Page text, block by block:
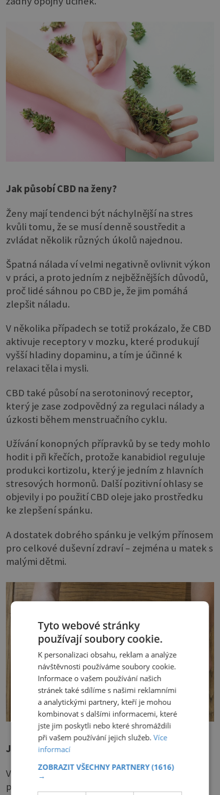
Jak působí CBD na ženy?
Ženy mají tendenci být náchylnější na stres
kvůli tomu, že se musí denně soustředit a
zvládat několik různých úkolů najednou.
Špatná nálada ví velmi negativně ovlivnit výkon
v práci, a proto jedním z nejběžnějších důvodů,
proč lidé sáhnou po CBD je, že jim pomáhá
zlepšit náladu.
V několika případech se totiž prokázalo, že CBD
aktivuje receptory v mozku, které produkují
vyšší hladiny dopaminu, a tím je účinné k
relaxaci těla i mysli.
CBD také působí na serotoninový receptor,
který je zase zodpovědný za regulaci nálady a
úzkosti během menstruačního cyklu.
Užívání konopných přípravků by se tedy mohlo
hodit i při křečích, protože kanabidiol reguluje
produkci kortizolu, který je jedním z hlavních
stresových hormonů. Další pozitivní ohlasy se
objevily i po použití CBD oleje jako prostředku
ke zlepšení spánku.
A dostatek dobrého spánku je velkým přínosem
pro celkové duševní zdraví – zejména u matek s
malými dětmi.
Jak si vybrat správný CBD produkt?
V současnosti je na trhu dostatek CBD
produktů.
Tyto webové stránky
používají soubory cookie.
K personalizaci obsahu, reklam a analýze
návštěvnosti používáme soubory cookie.
Informace o vašem používání našich
stránek také sdílíme s našimi reklamními
a analytickými partnery, kteří je mohou
kombinovat s dalšími informacemi, které
jste jim poskytli nebo které shromáždili
při vašem používání jejich služeb.Více
informací
ZOBRAZIT VŠECHNY PARTNERY(1616)
→